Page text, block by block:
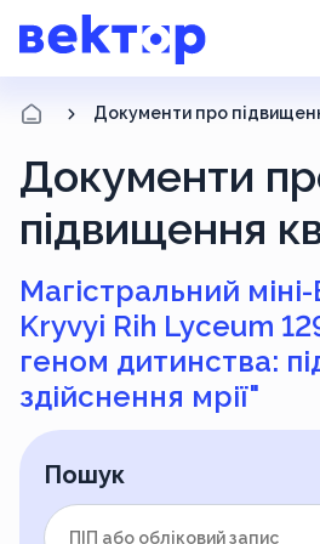
Документи про
Документи
підвищення
Магістральний
Kryvyi Rih Lyceum
геном дитинства:
здійснення мрії"
Пошук